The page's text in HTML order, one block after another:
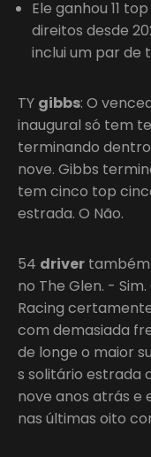
Ele ganhou 11
direitos desde
inclui um par de
TY gibbs: O
inaugural só tem
terminando
nove. Gibbs
tem cinco top
estrada. O Não.
54 driver também
no The Glen. -
Racing
com demasiada
de longe o maior
s solitário estrada
nove anos atrás e
nas últimas oito